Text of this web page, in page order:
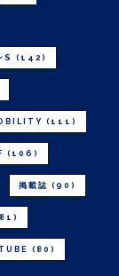
S (142)
(111)
(106)
掲載誌 (90)
(80)